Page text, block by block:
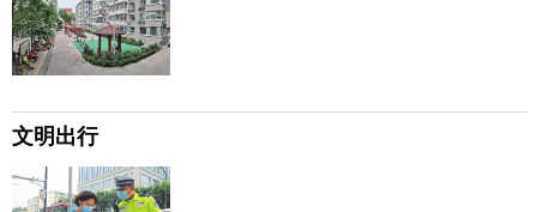
文明出行